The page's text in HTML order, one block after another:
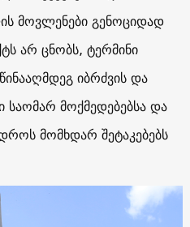
მოვლენები გენოციდად
არ ცნობს, ტერმინი
იბრძვის და
საომარ მოქმედებებსა და
მომხდარ შეტაკებებს